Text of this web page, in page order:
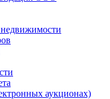
аукционах)